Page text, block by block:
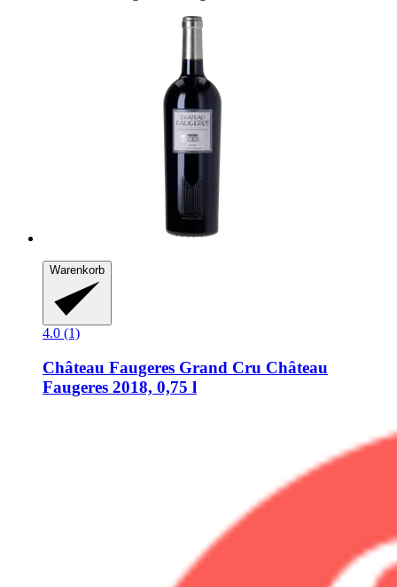
Warenkorb
4.0 (1)
Château Faugeres Grand Cru Château
Faugeres 2018, 0,75 l